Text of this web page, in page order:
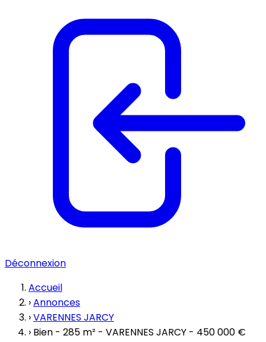
Déconnexion
Accueil
›Annonces
›VARENNES JARCY
› Bien - 285 m² - VARENNES JARCY - 450 000 €